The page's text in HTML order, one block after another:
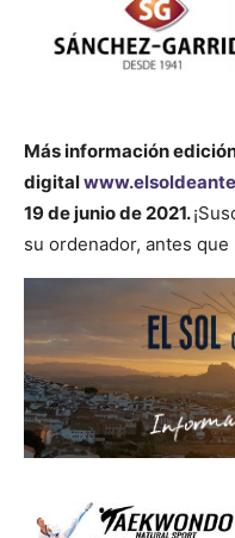
Más información
digital
19 de junio de 2021.
su ordenador, antes que